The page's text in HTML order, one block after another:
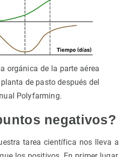
orgánica de la parte aérea
de pasto después del
Polyfarming.
negativos?
tarea científica nos lleva a